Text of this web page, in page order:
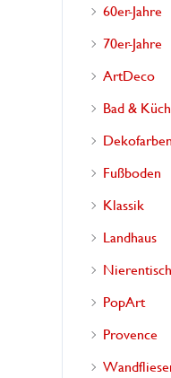
60er-Jahre
70er-Jahre
ArtDeco
Bad &
Dekofarben
Fußboden
Klassik
Landhaus
Nierentisch
PopArt
Provence